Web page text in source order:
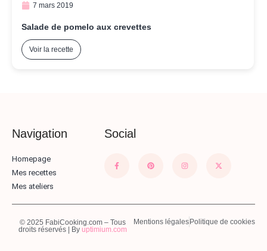
7 mars 2019
Salade de pomelo aux crevettes
Voir la recette
Navigation
Homepage
Mes recettes
Mes ateliers
Social
© 2025 FabiCooking.com – Tous
droits réservés | By uptimium.com
Mentions légales Politique de cookies